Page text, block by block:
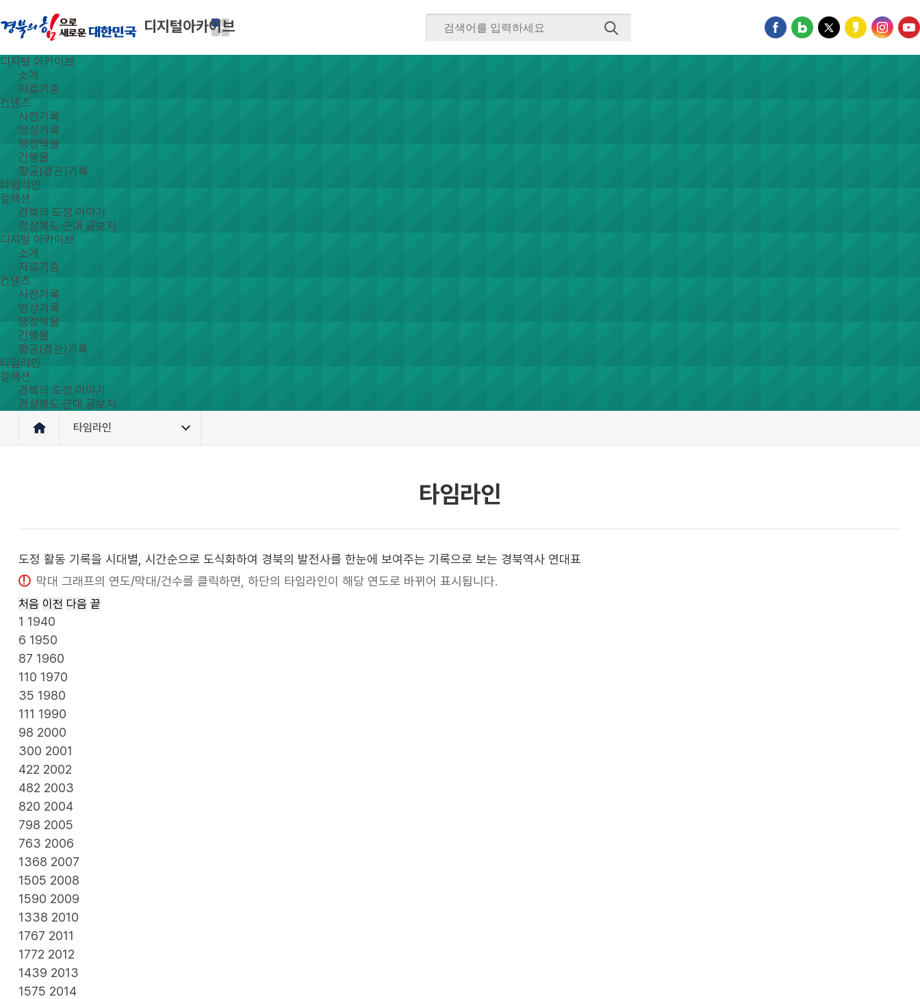
디지털아카이브
디지털 아카이브
소개
자료기증
컨텐츠
사진기록
영상기록
행정박물
간행물
항공(경관)기록
타임라인
컬렉션
경북의 도정 이야기
경상북도 근대 공보지
디지털 아카이브
소개
자료기증
컨텐츠
사진기록
영상기록
행정박물
간행물
항공(경관)기록
타임라인
컬렉션
경북의 도정 이야기
경상북도 근대 공보지
타임라인
타임라인
도정 활동 기록을 시대별, 시간순으로 도식화하여 경북의 발전사를 한눈에 보여주는 기록으로 보는 경북역사 연대표
막대 그래프의 연도/막대/건수를 클릭하면, 하단의 타임라인이 해당 연도로 바뀌어 표시됩니다.
처음 이전 다음 끝
1 1940
6 1950
87 1960
110 1970
35 1980
111 1990
98 2000
300 2001
422 2002
482 2003
820 2004
798 2005
763 2006
1368 2007
1505 2008
1590 2009
1338 2010
1767 2011
1772 2012
1439 2013
1575 2014